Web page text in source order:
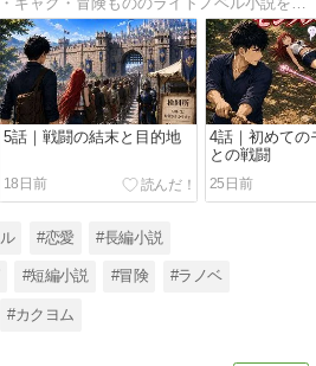
5話｜戦闘の結末と目的地
18日前
4話｜初めての
との戦闘
25日前
#恋愛 #長編小説
#短編小説 #冒険 #ラノベ
#カクヨム